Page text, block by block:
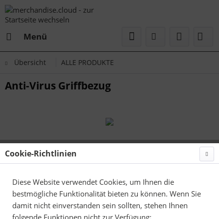
Menü
Übersicht ALLE PRODUKTE
Anti-Virus Griffbezug
Cookie-Richtlinien
Diese Website verwendet Cookies, um Ihnen die
bestmögliche Funktionalität bieten zu können. Wenn Sie
damit nicht einverstanden sein sollten, stehen Ihnen
folgende Funktionen nicht zur Verfügung: